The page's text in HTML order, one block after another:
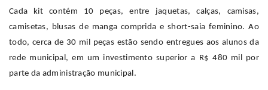
Cada kit contém 10 peças, entre jaquetas, calças, camisas,
camisetas, blusas de manga comprida e short-saia feminino. Ao
todo, cerca de 30 mil peças estão sendo entregues aos alunos da
rede municipal, em um investimento superior a R$ 480 mil por
parte da administração municipal.